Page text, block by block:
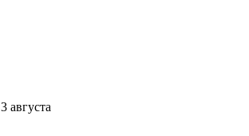
3 августа